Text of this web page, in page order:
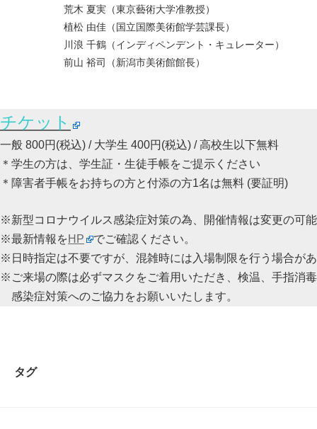
荒木 夏実（東京藝術大学准教授）
植松 由佳（国立国際美術館学芸課長）
川浪 千鶴（インディペンデント・キュレーター）
前山 裕司（新潟市美術館館長）
チケット
一般 800円 (税込) / 大学生 400円 (税込) / 高校生以下無料
※新型コロナウイルス感染症対策の為、開催情報は変更の可
※最新情報をHP
でご確認ください。
※日時指定は不要ですが、 混雑時には入場制限を行う場合が
※ご来場の際は必ずマスクをご着用いただき、検温、手指消
感染症対策へのご協力をお願いいたします。
タグ